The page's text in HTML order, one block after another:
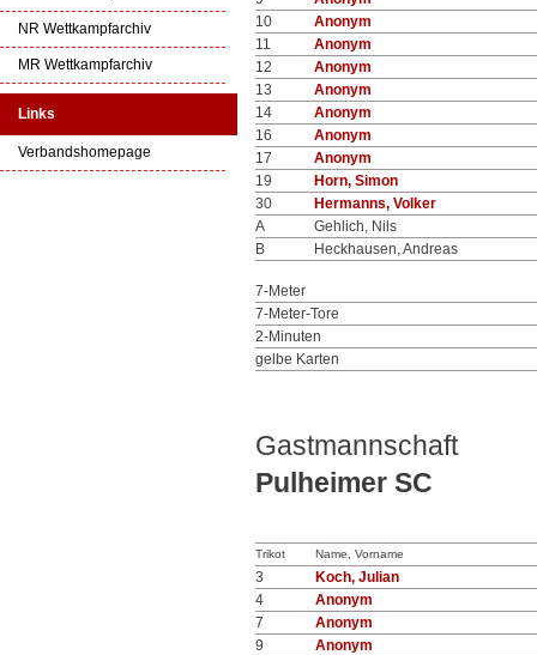
NR Wettkampfarchiv
MR Wettkampfarchiv
Links
Verbandshomepage
10
Anonym
11
Anonym
12
Anonym
13
Anonym
14
Anonym
16
Anonym
17
Anonym
19
Horn, Simon
30
Hermanns, Volker
A
Gehlich, Nils
B
Heckhausen, Andreas
7-Meter
7-Meter-Tore
2-Minuten
gelbe Karten
Gastmannschaft
Pulheimer SC
Trikot Name, Vorname
3
Koch, Julian
4
Anonym
7
Anonym
9
Anonym